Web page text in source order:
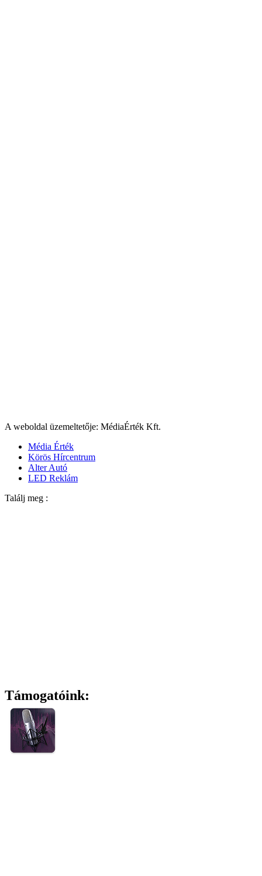
A weboldal üzemeltetője: MédiaÉrték Kft.
Média Érték
Körös Hírcentrum
Alter Autó
LED Reklám
Találj meg :
Támogatóink: